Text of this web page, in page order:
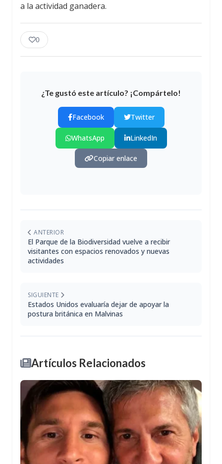
a la actividad ganadera.
0
¿Te gustó este artículo? ¡Compártelo!
Facebook Twitter
WhatsApp LinkedIn
Copiar enlace
ANTERIOR
El Parque de la Biodiversidad vuelve a recibir
visitantes con espacios renovados y nuevas
actividades
SIGUIENTE
Estados Unidos evaluaría dejar de apoyar la
postura británica en Malvinas
Artículos Relacionados